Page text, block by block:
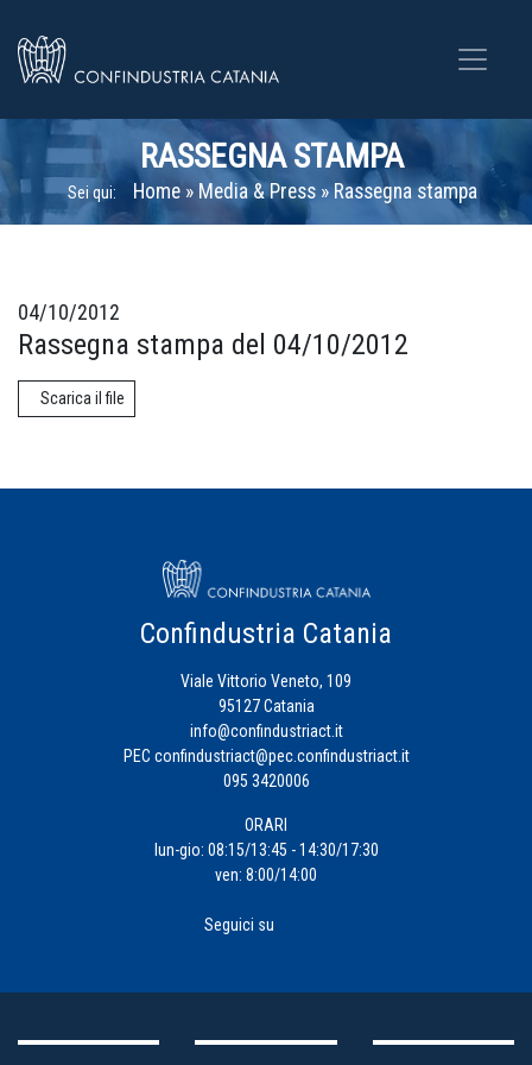
RASSEGNA STAMPA
Sei qui: Home» Media & Press» Rassegna stampa
04/10/2012
Rassegna stampa del 04/10/2012
Scarica il file
Confindustria Catania
Viale Vittorio Veneto, 109
95127 Catania
info@confindustriact.it
PEC confindustriact@pec.confindustriact.it
095 3420006
ORARI
lun-gio: 08:15/13:45 - 14:30/17:30
ven: 8:00/14:00
Seguici su